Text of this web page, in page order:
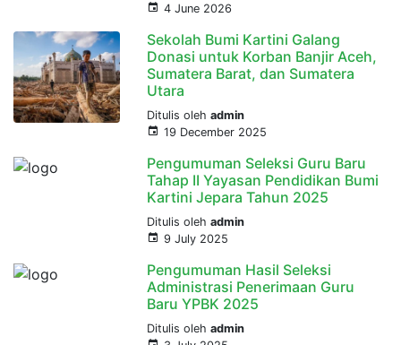
4 June 2026
Sekolah Bumi Kartini Galang
Donasi untuk Korban Banjir Aceh,
Sumatera Barat, dan Sumatera
Utara
Ditulis olehadmin
19 December 2025
Pengumuman Seleksi Guru Baru
Tahap II Yayasan Pendidikan Bumi
Kartini Jepara Tahun 2025
Ditulis olehadmin
9 July 2025
Pengumuman Hasil Seleksi
Administrasi Penerimaan Guru
Baru YPBK 2025
Ditulis olehadmin